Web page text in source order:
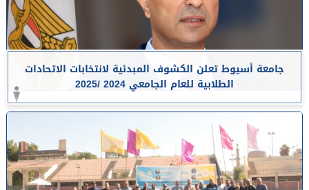
جامعة أسيوط تعلن الكشوف المبدئية لانتخابات الاتحادات
الطلابية للعام الجامعي 2024 /2025